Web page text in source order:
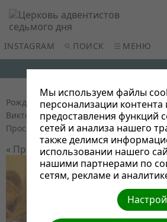
INSTAGRAM ПОИСК МЕНЮ
Рождественское кафе для детей (2015)
Виктор Админ | Размер (МБ): 0.09 |
Просмотров: 0
« ПредыдущийСледующий »
Мы используем файлы
персонализации
предоставления функций
сетей и анализа нашего
также делимся
использовании нашего
нашими партнерами по
сетям, рекламе и